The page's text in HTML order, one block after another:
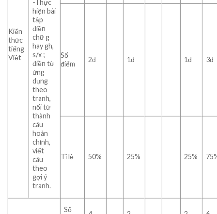
Kiến
thức
tiếng
Việt
-Thực
hiện bài
tập
điền
chữ g
hay gh,
s/x ;
điền từ
ứng
dụng
theo
tranh,
nối từ
thành
câu
hoàn
chỉnh,
viết
câu
theo
gợi ý
tranh.
Số
điểm
2đ 1đ 1đ 3đ
Tỉ lệ 50% 25% 25%
Số